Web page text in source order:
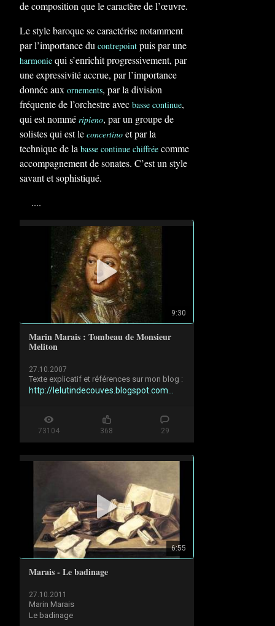
de composition que le caractère de l’œuvre.
Le style baroque se caractérise notamment
par l’importance du contrepoint puis par une
harmonie qui s’enrichit progressivement, par
une expressivité accrue, par l’importance
donnée aux ornements, par la division
fréquente de l’orchestre avec basse continue,
qui est nommé ripieno, par un groupe de
solistes qui est le concertino et par la
technique de la basse continue chiffrée comme
accompagnement de sonates. C’est un style
savant et sophistiqué.
....
9:30
Marin Marais : Tombeau de Monsieur
Meliton
27.10.2007
http://lelutindecouves.blogspot.com...
73104 368 29
6:55
Marais - Le badinage
27.10.2011
Marin Marais
Le badinage